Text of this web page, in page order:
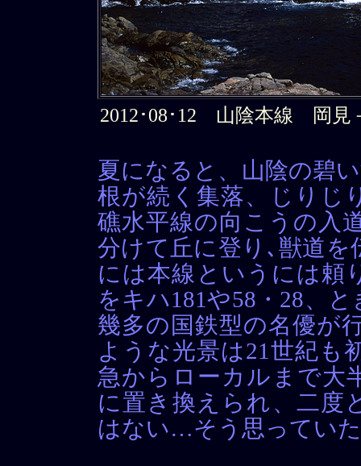
2012･08･12 山陰本線 岡見
夏になると、山陰の碧
根が続く集落、じりじ
礁水平線の向こうの入
分けて丘に登り､獣道を
には本線というには頼
をキハ181や58・28、
幾多の国鉄型の名優が
ような光景は21世紀も
急からローカルまで大
に置き換えられ、二度
はない…そう思ってい